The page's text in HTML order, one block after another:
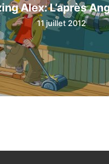
Alex: L’après
11 juillet 2012